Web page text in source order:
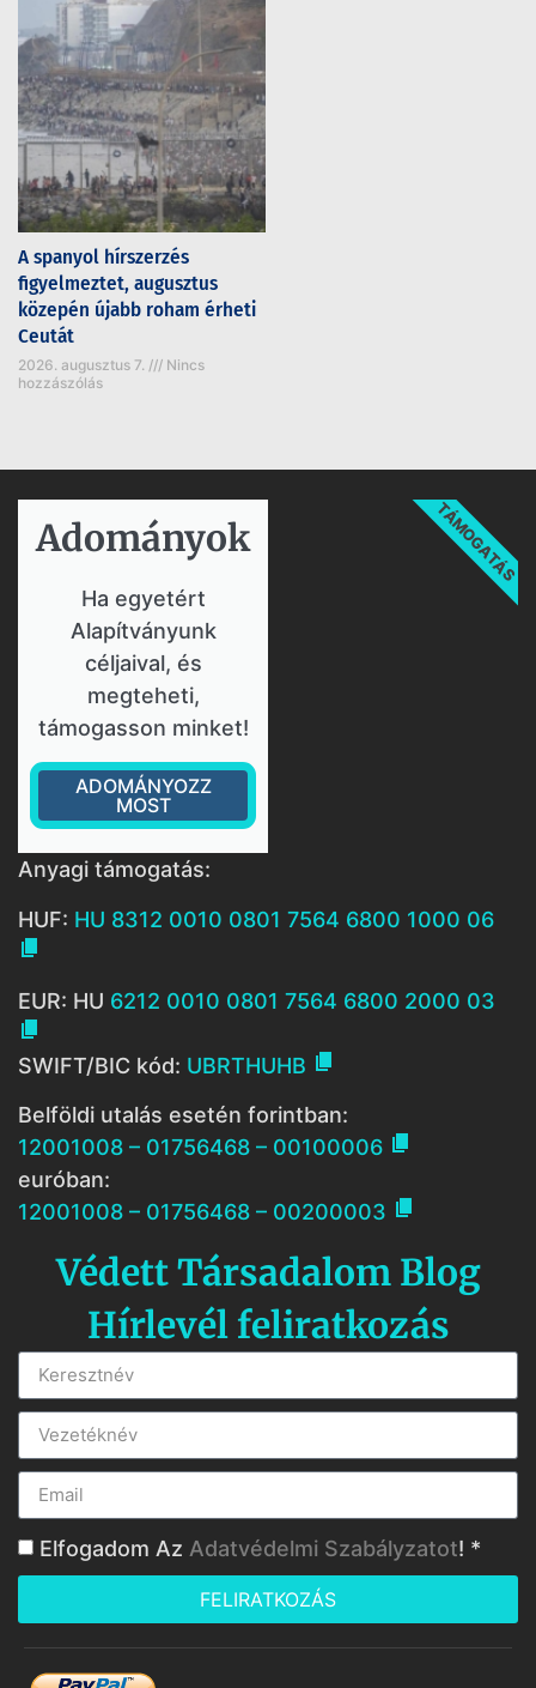
A spanyol hírszerzés
figyelmeztet, augusztus
közepén újabb roham érheti
Ceutát
2026. augusztus 7.
Nincs
hozzászólás
Adományok​
Ha egyetért
Alapítványunk
céljaival, és
megteheti,
támogasson minket!
ADOMÁNYOZZ
MOST
TÁMOGATÁS
Anyagi támogatás:
HUF: HU 8312 0010 0801 7564 6800 1000 06

EUR: HU 6212 0010 0801 7564 6800 2000 03

SWIFT/BIC kód: UBRTHUHB 
Belföldi utalás esetén forintban:
12001008 – 01756468 – 00100006 
euróban:
12001008 – 01756468 – 00200003 
Védett Társadalom Blog
Hírlevél feliratkozás
Elfogadom Az Adatvédelmi Szabályzatot! *
FELIRATKOZÁS